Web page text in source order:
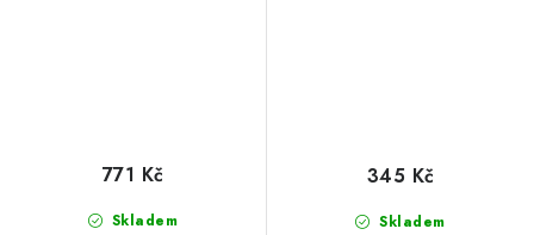
Skladem
771 Kč
Skladem
345 Kč